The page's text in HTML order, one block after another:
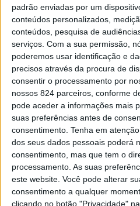
padrão enviadas por um
conteúdos personalizados,
conteúdos, pesquisa de
serviços. Com a sua permissão,
poderemos usar identificação e
precisos através da procura de
consentir o processamento por
nossos 824 parceiros, conforme
pode aceder a informações mais
suas preferências antes de
consentimento. Tenha em
dos seus dados pessoais poderá
consentimento, mas que tem o
processamento. As suas
este website. Você pode alterar
consentimento a qualquer
clicando no botão "Privacidade"
Daniel Madeira fez questão de
participação nas últimas
uma lista única», o que
demonstração clara de união
projecto. Esse apoio dá-nos
lembra da enorme
constatou.
Com a ambição de
Alentejo num exemplo de